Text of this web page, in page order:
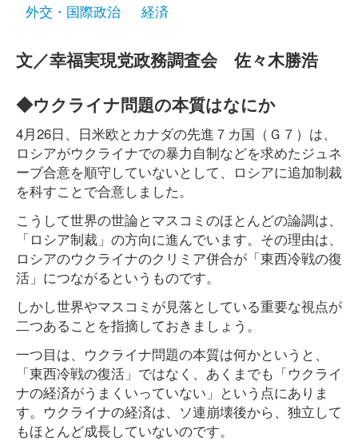
外交・国際政治
経済
文／幸福実現党政務調査会 佐々木勝浩
◆ウクライナ問題の本質はなにか
4月26日、日米欧とカナダの先進７カ国（Ｇ７）は、
ロシアがウクライナでの暴力自制などを求めたジュネ
ーブ合意を順守していないとして、ロシアに追加制裁
を科すことで合意しました。
こうして世界の世論とマスコミのほとんどの論調は、
「ロシア制裁」の方向に進んでいます。その理由は、
ロシアのウクライナのクリミア併合が「東西冷戦の復
活」につながるというものです。
しかし世界やマスコミが見落としている重要な視点が
二つあることを指摘しておきましょう。
一つ目は、ウクライナ問題の本質は何かというと、
「東西冷戦の復活」ではなく、あくまでも「ウクライ
ナの経済がうまくいっていない」という点にありま
す。ウクライナの経済は、ソ連崩壊後から、独立して
もほとんど成長していないのです。